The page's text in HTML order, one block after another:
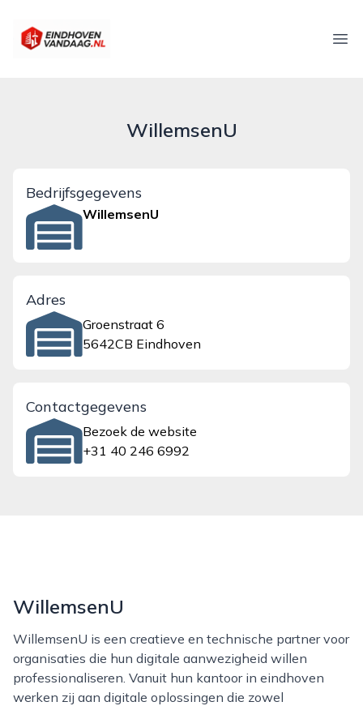
eindhovenvandaag.nl
WillemsenU
Bedrijfsgegevens
WillemsenU
Adres
Groenstraat 6
5642CB Eindhoven
Contactgegevens
Bezoek de website
+31 40 246 6992
WillemsenU
WillemsenU is een creatieve en technische partner voor
organisaties die hun digitale aanwezigheid willen
professionaliseren. Vanuit hun kantoor in eindhoven
werken zij aan digitale oplossingen die zowel